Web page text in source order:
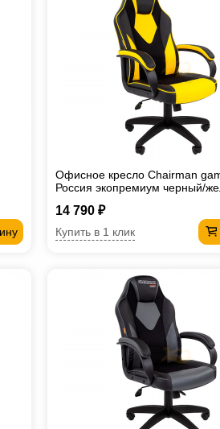
Офисное кресло Chairman
Россия экопремиум черный/
14 790 ₽
Купить в 1 клик